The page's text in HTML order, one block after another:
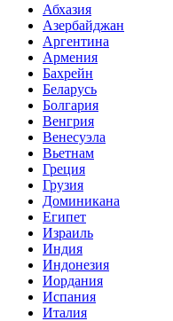
Абхазия
Азербайджан
Аргентина
Армения
Бахрейн
Беларусь
Болгария
Венгрия
Венесуэла
Вьетнам
Греция
Грузия
Доминикана
Египет
Израиль
Индия
Индонезия
Иордания
Испания
Италия